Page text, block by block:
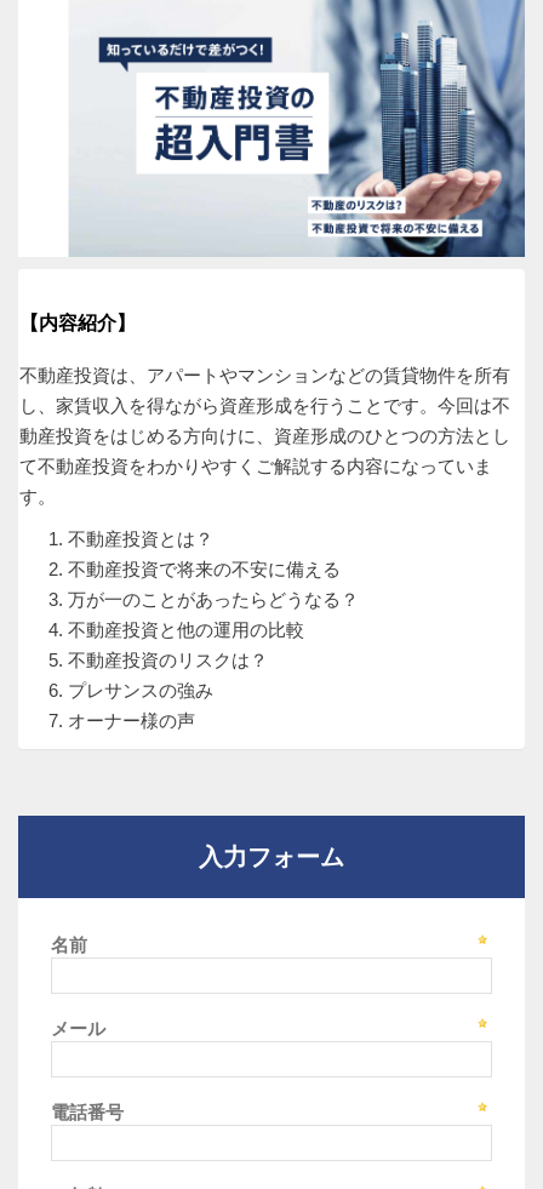
【内容紹介】
不動産投資は、アパートやマンションなどの賃貸物件を所有
し、家賃収入を得ながら資産形成を行うことです。今回は不
動産投資をはじめる方向けに、資産形成のひとつの方法とし
て不動産投資をわかりやすくご解説する内容になっていま
す。
不動産投資とは？
不動産投資で将来の不安に備える
万が一のことがあったらどうなる？
不動産投資と他の運用の比較
不動産投資のリスクは？
プレサンスの強み
オーナー様の声
入力フォーム
名前
メール
電話番号